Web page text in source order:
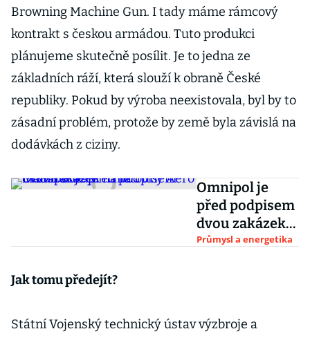
Browning Machine Gun. I tady máme rámcový
kontrakt s českou armádou. Tuto produkci
plánujeme skutečně posílit. Je to jedna ze
základních ráží, která slouží k obraně České
republiky. Pokud by výroba neexistovala, byl by to
zásadní problém, protože by země byla závislá na
dodávkách z ciziny.
Omnipol je
před podpisem
dvou zakázek
na letouny
Průmysl a energetika
Jak tomu předejít?
Státní Vojenský technický ústav výzbroje a